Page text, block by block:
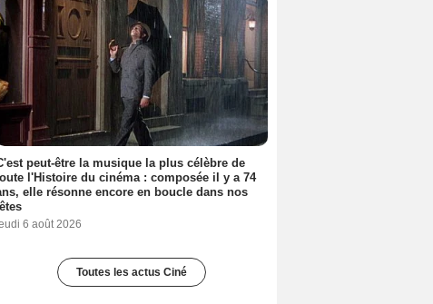
peut-être la musique la plus célèbre de
l'Histoire du cinéma : composée il y a 74
elle résonne encore en boucle dans nos
6 août 2026
Toutes les actus Ciné